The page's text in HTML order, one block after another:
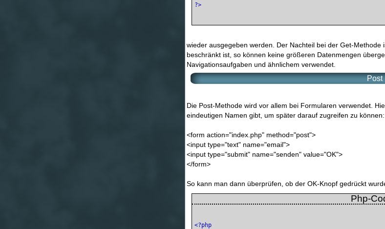
?>
wieder ausgegeben werden. Der Nachteil bei der Get-
beschränkt ist, so können keine größeren Datenmengen
Navigationsaufgaben und ähnlichem verwendet.
Post
Die Post-Methode wird vor allem bei Formularen verwendet.
eindeutigen Namen gibt, um später darauf zugreifen zu können:
<form action="index.php" method="post">
<input type="text" name="email">
<input type="submit" name="senden" value="OK">
</form>
So kann man dann überprüfen, ob der OK-Knopf gedrückt
Php-